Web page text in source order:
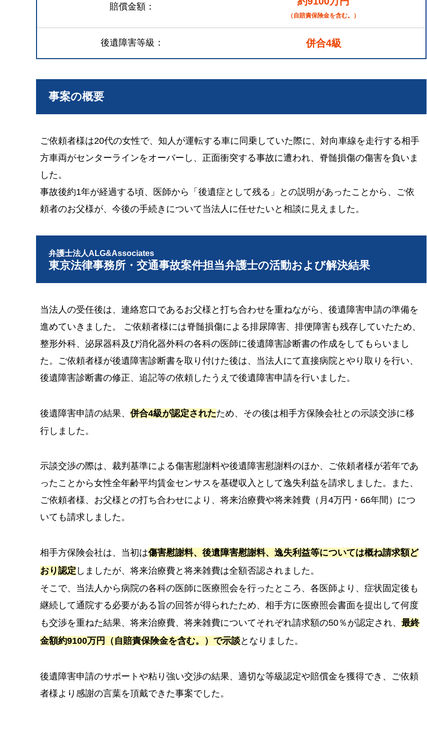
賠償金額
（自賠責保険金を含む。）
後遺障害等級 併合4級
事案の概要
ご依頼者様は20代の女性で、知人が運転する車に同乗していた際に、対向車線を走行する相手
方車両がセンターラインをオーバーし、正面衝突する事故に遭われ、脊髄損傷の傷害を負いま
した。
事故後約1年が経過する頃、医師から「後遺症として残る」との説明があったことから、ご依
頼者のお父様が、今後の手続きについて当法人に任せたいと相談に見えました。
弁護士法人ALG&Associates
東京法律事務所・交通事故案件担当弁護士の活動および解決結果
当法人の受任後は、連絡窓口であるお父様と打ち合わせを重ねながら、後遺障害申請の準備を
進めていきました。 ご依頼者様には脊髄損傷による排尿障害、排便障害も残存していたため、
整形外科、泌尿器科及び消化器外科の各科の医師に後遺障害診断書の作成をしてもらいまし
た。ご依頼者様が後遺障害診断書を取り付けた後は、当法人にて直接病院とやり取りを行い、
後遺障害診断書の修正、追記等の依頼したうえで後遺障害申請を行いました。
後遺障害申請の結果、併合4級が認定されたため、その後は相手方保険会社との示談交渉に移
行しました。
示談交渉の際は、裁判基準による傷害慰謝料や後遺障害慰謝料のほか、ご依頼者様が若年であ
ったことから女性全年齢平均賃金センサスを基礎収入として逸失利益を請求しました。また、
ご依頼者様、お父様との打ち合わせにより、将来治療費や将来雑費（月4万円・66年間）につ
いても請求しました。
相手方保険会社は、当初は傷害慰謝料、後遺障害慰謝料、逸失利益等については概ね請求額ど
おり認定 しましたが、将来治療費と将来雑費は全額否認されました。
そこで、当法人から病院の各科の医師に医療照会を行ったところ、各医師より、症状固定後も
継続して通院する必要がある旨の回答が得られたため、相手方に医療照会書面を提出して何度
も交渉を重ねた結果、将来治療費、将来雑費についてそれぞれ請求額の50％が認定され、 最終
金額約9100万円（自賠責保険金を含む。）で示談となりました。
後遺障害申請のサポートや粘り強い交渉の結果、適切な等級認定や賠償金を獲得でき、ご依頼
者様より感謝の言葉を頂戴できた事案でした。